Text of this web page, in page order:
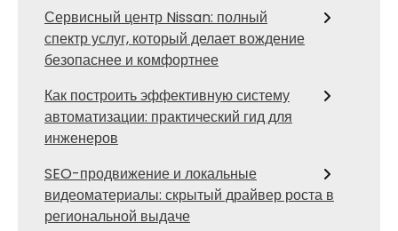
Сервисный центр Nissan: полный
спектр услуг, который делает вождение
безопаснее и комфортнее
Как построить эффективную систему
автоматизации: практический гид для
инженеров
SEO-продвижение и локальные
видеоматериалы: скрытый драйвер роста в
региональной выдаче